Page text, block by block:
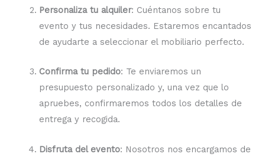
Personaliza tu alquiler: Cuéntanos sobre tu
evento y tus necesidades. Estaremos encantados
de ayudarte a seleccionar el mobiliario perfecto.
Confirma tu pedido: Te enviaremos un
presupuesto personalizado y, una vez que lo
apruebes, confirmaremos todos los detalles de
entrega y recogida.
Disfruta del evento: Nosotros nos encargamos de